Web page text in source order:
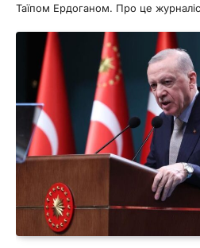
Таїпом Ердоганом. Про це